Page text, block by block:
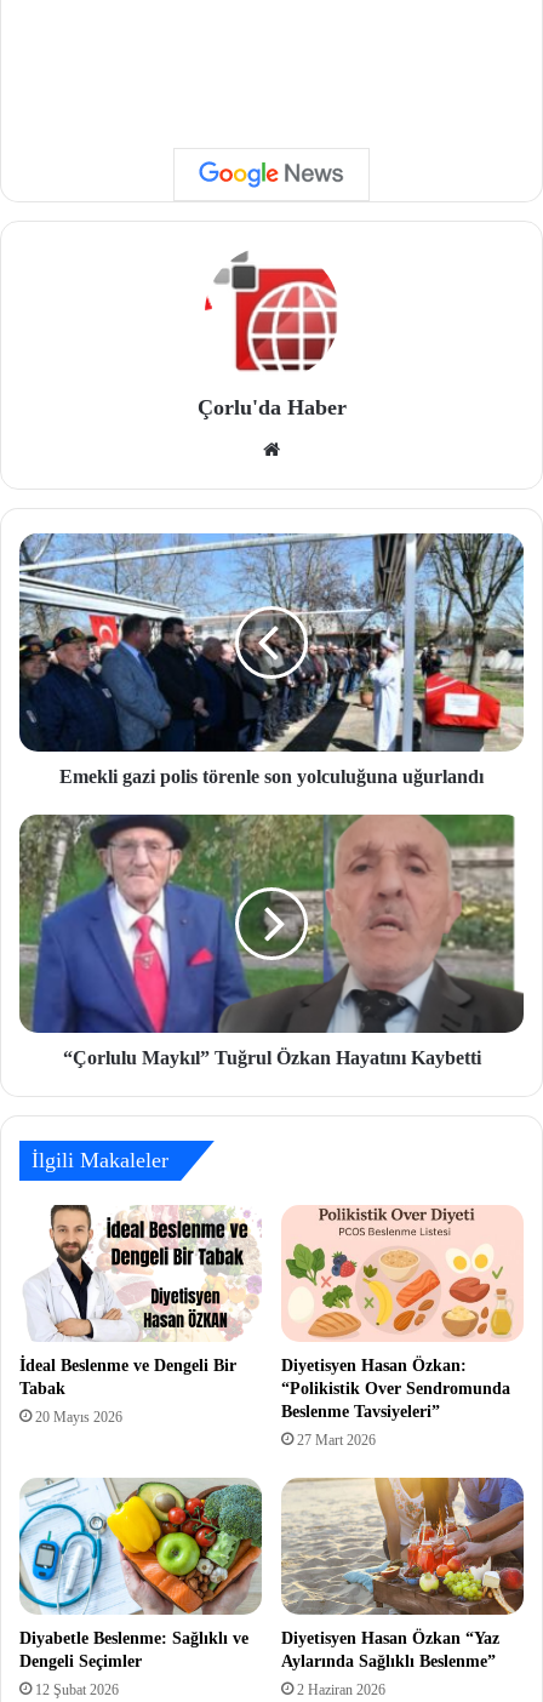
Çorlu'da Haber
site
si
Emekli gazi polis törenle son yolculuğuna uğurlandı
“Çorlulu Maykıl” Tuğrul Özkan Hayatını Kaybetti
İlgili Makaleler
İdeal Beslenme ve Dengeli Bir
Tabak
20 Mayıs 2026
Diyetisyen Hasan Özkan:
“Polikistik Over Sendromunda
Beslenme Tavsiyeleri”
27 Mart 2026
Diyabetle Beslenme: Sağlıklı ve
Dengeli Seçimler
12 Şubat 2026
Diyetisyen Hasan Özkan “Yaz
Aylarında Sağlıklı Beslenme”
2 Haziran 2026